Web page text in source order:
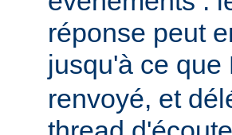
réponse peut
jusqu'à ce que
renvoyé, et